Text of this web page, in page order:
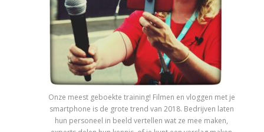
Onze meest geboekte training! Filmen en vloggen met je
smartphone is de grote trend van 2018. Bedrijven laten
hun personeel in beeld vertellen wat ze mee maken,